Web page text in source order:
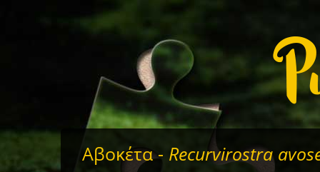
Αβοκέτα - Recurvirostra